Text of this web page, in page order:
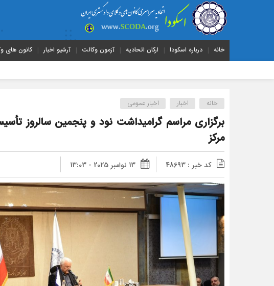
خانه درباره اسکودا ارکان اتحادیه آزمون وکالت آرشیو اخبار کانون های
خانه اخبار اخبار عمومی
برگزاری مراسم گرامیداشت نود و پنجمین سالروز
مرکز
کد خبر : 48693 13 نوامبر 2025 - 13:03